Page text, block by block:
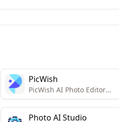
PicWish
PicWish AI Photo Editor是
一个多功能的在线照片编辑
工具，它通过用户友好的界
面提供AI驱动的背景移除、
Photo AI Studio